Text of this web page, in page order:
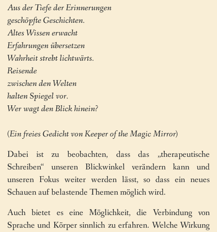
Aus der Tiefe der Erinnerungen
geschöpfte Geschichten.
Altes Wissen erwacht
Erfahrungen übersetzen
Wahrheit strebt lichtwärts.
Reisende
zwischen den Welten
halten Spiegel vor.
Wer wagt den Blick hinein?
(Ein freies Gedicht von Keeper of the Magic Mirror)
Dabei ist zu beobachten, dass das „therapeutische
Schreiben“ unseren Blickwinkel verändern kann und
unseren Fokus weiter werden lässt, so dass ein neues
Schauen auf belastende Themen möglich wird.
Auch bietet es eine Möglichkeit, die Verbindung von
Sprache und Körper sinnlich zu erfahren. Welche Wirkung